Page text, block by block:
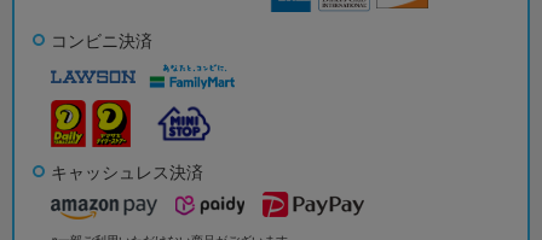
コンビニ決済
キャッシュレス決済